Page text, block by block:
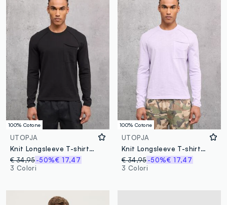
100% Cotone
UTOPJA
Knit Longsleeve T-shirt Black
€ 34,95-50%€ 17,47
3 Colori
100% Cotone
UTOPJA
Knit Longsleeve T-shirt Pastel Lilac
€ 34,95 -50%€ 17,47
3 Colori